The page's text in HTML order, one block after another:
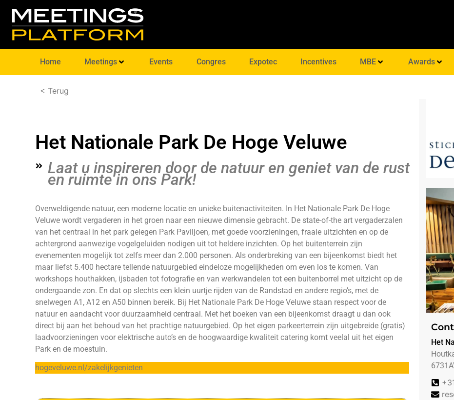
Home Meetings Events Congres Expotec Incentives MBE Awards
< Terug
Het Nationale Park De Hoge Veluwe
Laat u inspireren door de natuur en geniet van de rust
en ruimte in ons Park!
Overweldigende natuur, een moderne locatie en unieke buitenactiviteiten. In Het Nationale Park De Hoge
Veluwe wordt vergaderen in het groen naar een nieuwe dimensie gebracht. De state-of-the art vergaderzalen
van het centraal in het park gelegen Park Paviljoen, met goede voorzieningen, fraaie uitzichten en op de
achtergrond aanwezige vogelgeluiden nodigen uit tot heldere inzichten. Op het buitenterrein zijn
evenementen mogelijk tot zelfs meer dan 2.000 personen. Als onderbreking van een bijeenkomst biedt het
maar liefst 5.400 hectare tellende natuurgebied eindeloze mogelijkheden om even los te komen. Van
workshops houthakken, ijsbaden tot fotografie en van werkwandelen tot een buitenborrel met uitzicht op de
ondergaande zon. En dat op slechts een klein uurtje rijden van de Randstad en andere regio’s, met de
snelwegen A1, A12 en A50 binnen bereik. Bij Het Nationale Park De Hoge Veluwe staan respect voor de
natuur en aandacht voor duurzaamheid centraal. Met het boeken van een bijeenkomst draagt u dan ook
direct bij aan het behoud van het prachtige natuurgebied. Op het eigen parkeerterrein zijn uitgebreide (gratis)
laadvoorzieningen voor elektrische auto’s en de hoogwaardige kwaliteit catering komt veelal uit het eigen
Park en de moestuin.
hogeveluwe.nl/zakelijkgenieten
Het